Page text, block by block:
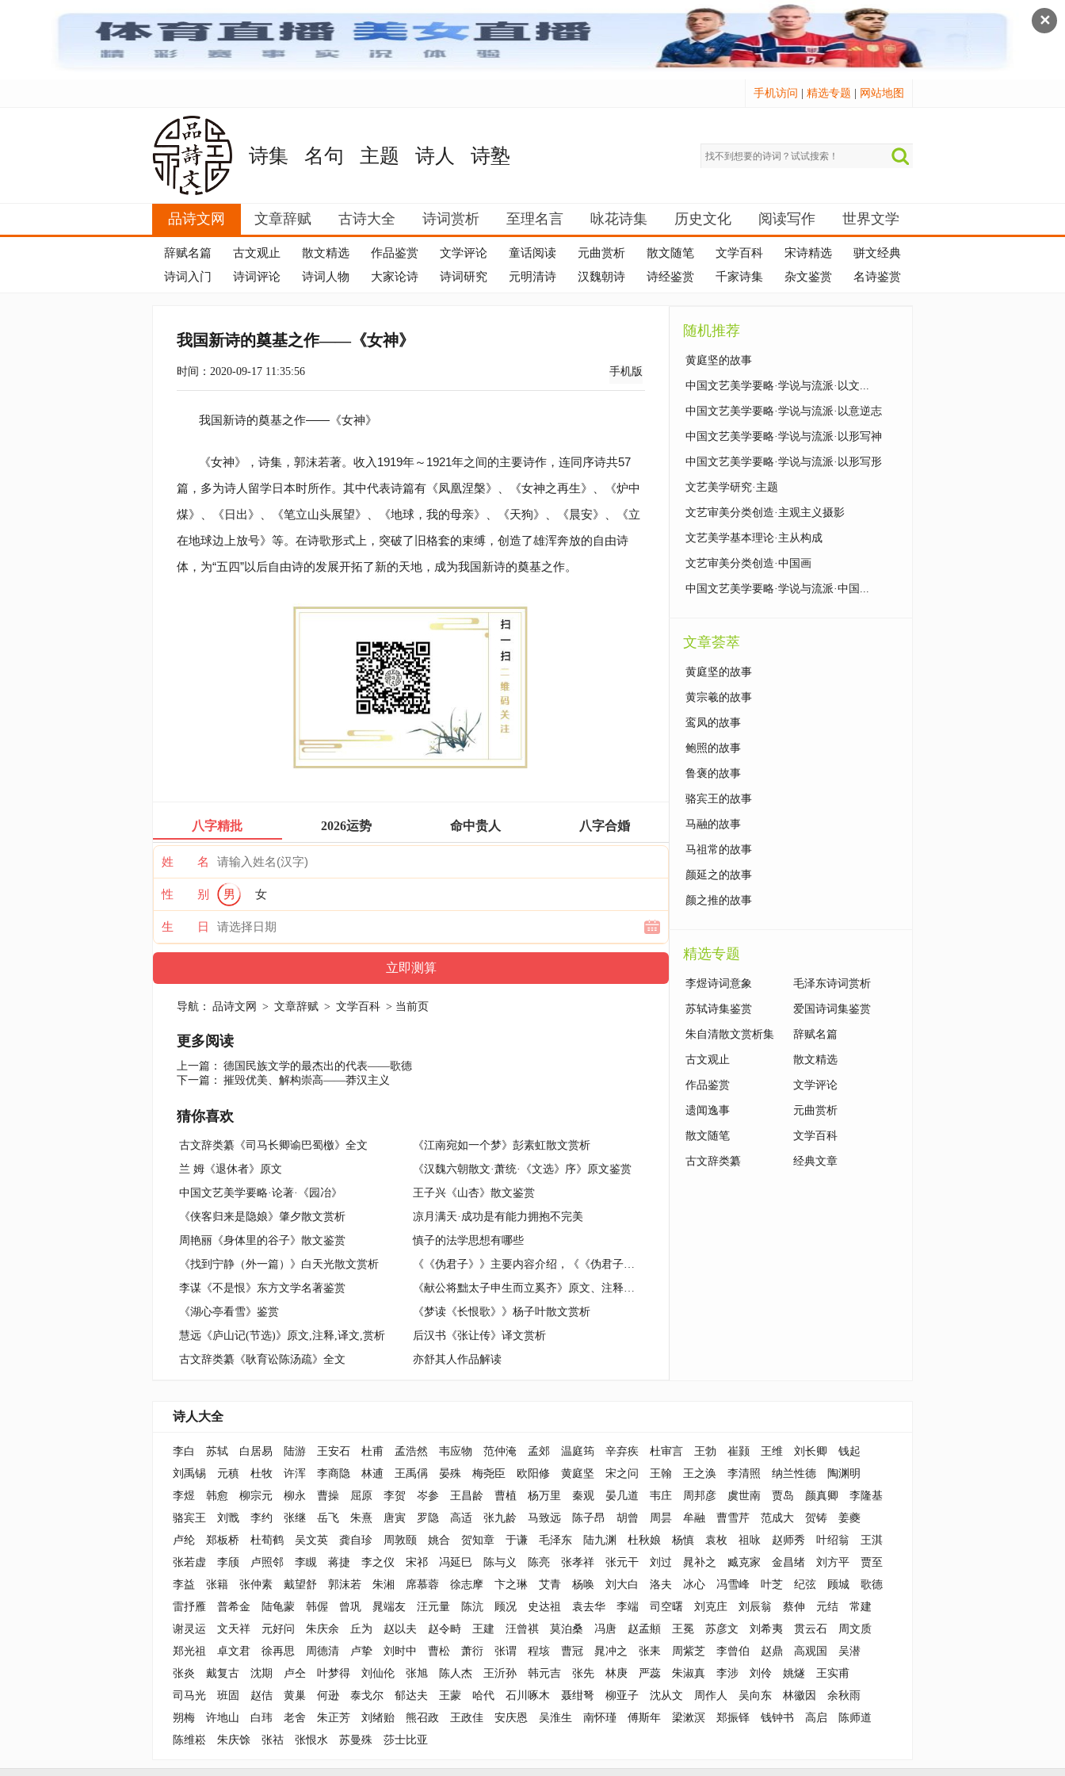
✕
手机访问 精选专题 网站地图
诗集 名句 主题 诗人 诗塾
品诗文网 文章辞赋 古诗大全 诗词赏析 至理名言 咏花诗集 历史文化 阅读写作 世界文学
辞赋名篇 古文观止 散文精选 作品鉴赏 文学评论 童话阅读 元曲赏析 散文随笔 文学百科 宋诗精选
骈文经典
诗词入门
诗词评论 诗词人物 大家论诗 诗词研究 元明清诗 汉魏朝诗 诗经鉴赏 千家诗集 杂文鉴赏 名诗鉴赏
我国新诗的奠基之作——《女神》
时间：2020-09-17 11:35:56 手机版
我国新诗的奠基之作——《女神》
《女神》，诗集，郭沫若著。收入1919年～1921年之间的主要诗作，连同序诗共57
篇，多为诗人留学日本时所作。其中代表诗篇有《凤凰涅槃》、《女神之再生》、《炉中
煤》、《日出》、《笔立山头展望》、《地球，我的母亲》、《天狗》、《晨安》、《立
在地球边上放号》等。在诗歌形式上，突破了旧格套的束缚，创造了雄浑奔放的自由诗
体，为“五四”以后自由诗的发展开拓了新的天地，成为我国新诗的奠基之作。
八字精批 2026运势 命中贵人 八字合婚
姓 名
性 别 男 女
生 日
导航： 品诗文网 > 文章辞赋 > 文学百科 > 当前页
更多阅读
上一篇： 德国民族文学的最杰出的代表——歌德
下一篇： 摧毁优美、解构崇高——莽汉主义
猜你喜欢
古文辞类纂《司马长卿谕巴蜀檄》全文
《江南宛如一个梦》彭素虹散文赏析
兰 姆《退休者》原文
《汉魏六朝散文·萧统·《文选》序》原文鉴赏
中国文艺美学要略·论著·《园冶》
王子兴《山杏》散文鉴赏
《侠客归来是隐娘》肇夕散文赏析
凉月满天·成功是有能力拥抱不完美
周艳丽《身体里的谷子》散文鉴赏
慎子的法学思想有哪些
《找到宁静（外一篇）》白天光散文赏析
《《伪君子》》主要内容介绍，《《伪君子》》读后感
李谋《不是恨》东方文学名著鉴赏
《献公将黜太子申生而立奚齐》原文、注释、译文、赏析
《湖心亭看雪》鉴赏
《梦读《长恨歌》》杨子叶散文赏析
慧远《庐山记(节选)》原文,注释,译文,赏析
后汉书《张让传》译文赏析
古文辞类纂《耿育讼陈汤疏》全文
亦舒其人作品解读
随机推荐
黄庭坚的故事
中国文艺美学要略·学说与流派·以文...
中国文艺美学要略·学说与流派·以意逆志
中国文艺美学要略·学说与流派·以形写神
中国文艺美学要略·学说与流派·以形写形
文艺美学研究·主题
文艺审美分类创造·主观主义摄影
文艺美学基本理论·主从构成
文艺审美分类创造·中国画
中国文艺美学要略·学说与流派·中国...
文章荟萃
黄庭坚的故事
黄宗羲的故事
鸾凤的故事
鲍照的故事
鲁褒的故事
骆宾王的故事
马融的故事
马祖常的故事
颜延之的故事
颜之推的故事
精选专题
李煜诗词意象 毛泽东诗词赏析
苏轼诗集鉴赏 爱国诗词集鉴赏
朱自清散文赏析集 辞赋名篇
古文观止 散文精选
作品鉴赏 文学评论
遗闻逸事 元曲赏析
散文随笔 文学百科
古文辞类纂 经典文章
诗人大全
李白 苏轼 白居易 陆游 王安石 杜甫 孟浩然 韦应物 范仲淹 孟郊 温庭筠 辛弃疾 杜审言 王勃 崔颢 王维 刘长卿
钱起
刘禹锡
元稹 杜牧 许浑 李商隐 林逋 王禹偁 晏殊 梅尧臣 欧阳修 黄庭坚 宋之问 王翰 王之涣 李清照 纳兰性德
陶渊明
李煜
韩愈 柳宗元 柳永 曹操 屈原 李贺 岑参 王昌龄 曹植 杨万里 秦观 晏几道 韦庄 周邦彦 虞世南 贾岛 颜真卿
李隆基
骆宾王
刘戬 李约 张继 岳飞 朱熹 唐寅 罗隐 高适 张九龄 马致远 陈子昂 胡曾 周昙 牟融 曹雪芹 范成大 贺铸
姜夔
卢纶
郑板桥 杜荀鹤 吴文英 龚自珍 周敦颐 姚合 贺知章 于谦 毛泽东 陆九渊 杜秋娘 杨慎 袁枚 祖咏 赵师秀 叶绍翁
王淇
张若虚
李颀 卢照邻 李瞡 蒋捷 李之仪 宋祁 冯延巳 陈与义 陈亮 张孝祥 张元干 刘过 晁补之 臧克家 金昌绪 刘方平
贾至
李益
张籍 张仲素 戴望舒 郭沫若 朱湘 席慕蓉 徐志摩 卞之琳 艾青 杨唤 刘大白 洛夫 冰心 冯雪峰 叶芝 纪弦 顾城
歌德
雷抒雁
普希金 陆龟蒙 韩偓 曾巩 晁端友 汪元量 陈沆 顾况 史达祖 袁去华 李端 司空曙 刘克庄 刘辰翁 蔡伸 元结
常建
谢灵运
文天祥 元好问 朱庆余 丘为 赵以夫 赵令畤 王建 汪曾祺 莫泊桑 冯唐 赵孟頫 王冕 苏彦文 刘希夷 贯云石
周文质
郑光祖
卓文君 徐再思 周德清 卢挚 刘时中 曹松 萧衍 张谓 程垓 曹冠 晁冲之 张耒 周紫芝 李曾伯 赵鼎 高观国
吴潜
张炎
戴复古 沈期 卢仝 叶梦得 刘仙伦 张旭 陈人杰 王沂孙 韩元吉 张先 林庚 严蕊 朱淑真 李涉 刘伶 姚燧
王实甫
司马光
班固 赵佶 黄巢 何逊 泰戈尔 郁达夫 王蒙 哈代 石川啄木 聂绀弩 柳亚子 沈从文 周作人 吴向东 林徽因
余秋雨
朔梅
许地山 白玮 老舍 朱正芳 刘绪贻 熊召政 王政佳 安庆恩 吴淮生 南怀瑾 傅斯年 梁漱溟 郑振铎 钱钟书 高启
陈师道
陈维崧
朱庆馀 张祜 张恨水 苏曼殊 莎士比亚